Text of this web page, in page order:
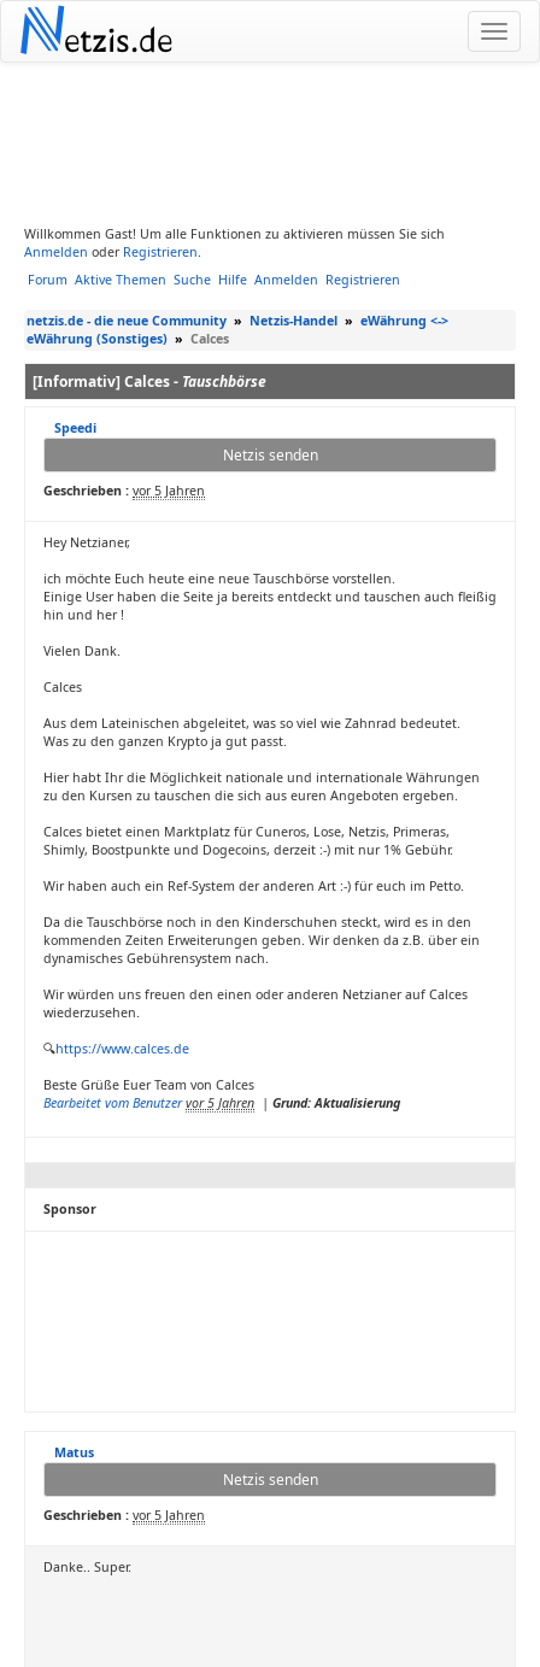
Netzis.de
Willkommen Gast! Um alle Funktionen zu aktivieren müssen Sie sich
Anmelden oder Registrieren.
Forum Aktive Themen Suche Hilfe Anmelden Registrieren
netzis.de - die neue Community » Netzis-Handel » eWährung <->
eWährung (Sonstiges) » Calces
[Informativ] Calces - Tauschbörse
Speedi
Netzis senden
Geschrieben : vor 5 Jahren
Hey Netzianer,
ich möchte Euch heute eine neue Tauschbörse vorstellen.
Einige User haben die Seite ja bereits entdeckt und tauschen auch fleißig
hin und her !
Vielen Dank.
Calces
Aus dem Lateinischen abgeleitet, was so viel wie Zahnrad bedeutet.
Was zu den ganzen Krypto ja gut passt.
Hier habt Ihr die Möglichkeit nationale und internationale Währungen
zu den Kursen zu tauschen die sich aus euren Angeboten ergeben.
Calces bietet einen Marktplatz für Cuneros, Lose, Netzis, Primeras,
Shimly, Boostpunkte und Dogecoins, derzeit :-) mit nur 1% Gebühr.
Wir haben auch ein Ref-System der anderen Art :-) für euch im Petto.
Da die Tauschbörse noch in den Kinderschuhen steckt, wird es in den
kommenden Zeiten Erweiterungen geben. Wir denken da z.B. über ein
dynamisches Gebührensystem nach.
Wir würden uns freuen den einen oder anderen Netzianer auf Calces
wiederzusehen.
🔍https://www.calces.de
Beste Grüße Euer Team von Calces
Bearbeitet vom Benutzer vor 5 Jahren | Grund: Aktualisierung
Sponsor
Matus
Netzis senden
Geschrieben : vor 5 Jahren
Danke.. Super.